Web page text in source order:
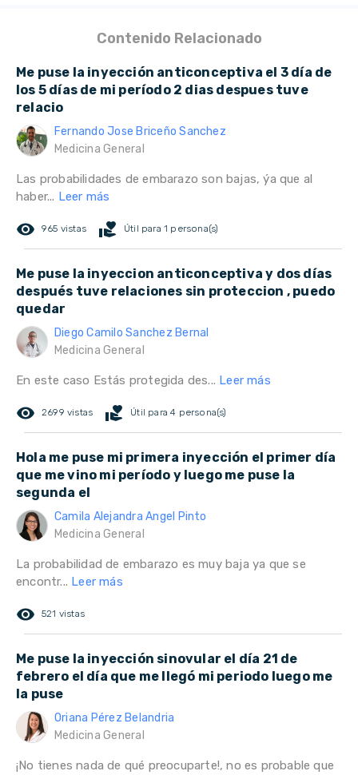
Contenido Relacionado
Me puse la inyección anticonceptiva el 3 día de
los 5 días de mi período 2 dias despues tuve
relacio
Fernando Jose Briceño Sanchez
Medicina General
Las probabilidades de embarazo son bajas, ýa que al
haber... Leer más
remove_red_eye 965 vistas volunteer_activism Útil para 1 persona(s)
Me puse la inyeccion anticonceptiva y dos días
después tuve relaciones sin proteccion , puedo
quedar
Diego Camilo Sanchez Bernal
Medicina General
En este caso Estás protegida des... Leer más
remove_red_eye 2699 vistas volunteer_activism Útil para 4 persona(s)
Hola me puse mi primera inyección el primer día
que me vino mi período y luego me puse la
segunda el
Camila Alejandra Angel Pinto
Medicina General
La probabilidad de embarazo es muy baja ya que se
encontr... Leer más
remove_red_eye 521 vistas
Me puse la inyección sinovular el día 21 de
febrero el día que me llegó mi periodo luego me
la puse
Oriana Pérez Belandria
Medicina General
¡No tienes nada de qué preocuparte!, no es probable que